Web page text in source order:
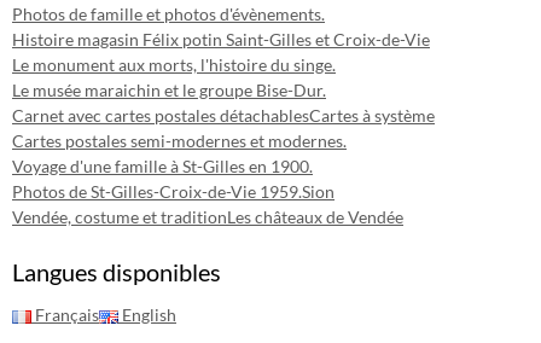
Photos de famille et photos d'évènements.
Histoire magasin Félix potin Saint-Gilles et Croix-de-Vie
Le monument aux morts, l'histoire du singe.
Le musée maraichin et le groupe Bise-Dur.
Carnet avec cartes postales détachablesCartes à système
Cartes postales semi-modernes et modernes.
Voyage d'une famille à St-Gilles en 1900.
Photos de St-Gilles-Croix-de-Vie 1959.Sion
Vendée, costume et traditionLes châteaux de Vendée
Langues disponibles
Français English